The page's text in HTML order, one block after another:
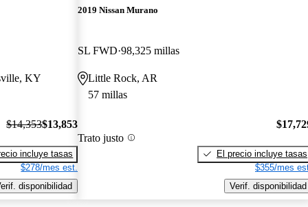
KY
$14,353$13,853
incluye tasas
$278/mes est.
disponibilidad
2019 Nissan Murano
SL FWD 98,325 millas
Little Rock, AR
57 millas
Trato justo
El precio incluye tasas
$355/mes
Verif. disponibilidad